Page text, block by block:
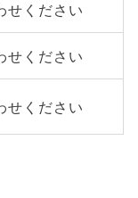
せください
せください
せください